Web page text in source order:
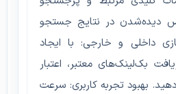
دیده‌شدن در نتایج جستجو
داخلی و خارجی: با ایجاد
بک‌لینک‌های معتبر، اعتبار
بهبود تجربه کاربری: سرعت